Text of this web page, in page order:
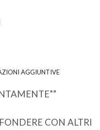
AGGIUNTIVE
CON ALTRI